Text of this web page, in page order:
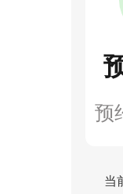
预
当